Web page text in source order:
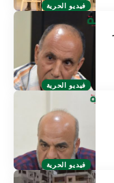
فيديو الحرية
فيديو الحرية
فيديو الحرية